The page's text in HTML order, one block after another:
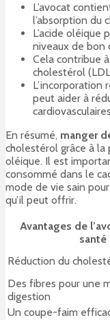
L’avocat
l’absorption du
L’acide oléique
niveaux de bon
Cela contribue
cholestérol
L’incorporation
peut aider à
En résumé, manger
cholestérol grâce à la
oléique. Il est
consommé dans le
mode de vie sain
qu’il peut offrir.
Avantages de
santé
Réduction du
Des fibres pour une
digestion
Un coupe-faim